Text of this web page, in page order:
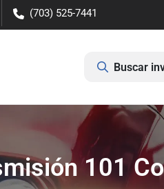
(703) 525-7441
Buscar
101